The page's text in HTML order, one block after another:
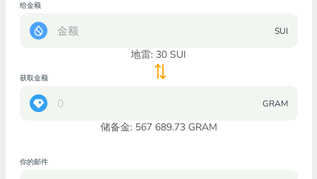
给金额
SUI
地雷: 30 SUI
获取金额
GRAM
储备金: 567 689.73 GRAM
你的邮件